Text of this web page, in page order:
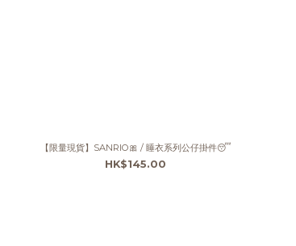
【限量現貨】SANRIO🎀 / 睡衣系列公仔掛件😴
HK$145.00